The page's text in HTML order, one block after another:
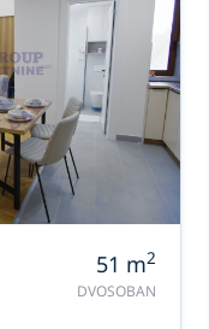
51 m2
DVOSOBAN